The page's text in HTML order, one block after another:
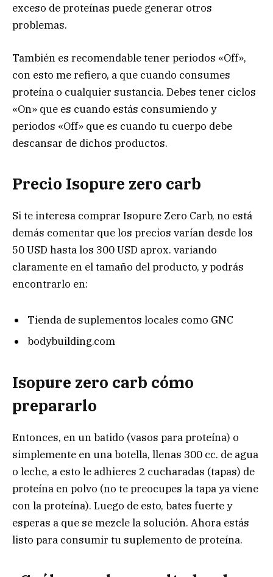
exceso de proteínas puede generar otros
problemas.
También es recomendable tener periodos «Off»,
con esto me refiero, a que cuando consumes
proteína o cualquier sustancia. Debes tener ciclos
«On» que es cuando estás consumiendo y
periodos «Off» que es cuando tu cuerpo debe
descansar de dichos productos.
Precio Isopure zero carb
Si te interesa comprar Isopure Zero Carb, no está
demás comentar que los precios varían desde los
50 USD hasta los 300 USD aprox. variando
claramente en el tamaño del producto, y podrás
encontrarlo en:
Tienda de suplementos locales como GNC
bodybuilding.com
Isopure zero carb cómo
prepararlo
Entonces, en un batido (vasos para proteína) o
simplemente en una botella, llenas 300 cc. de agua
o leche, a esto le adhieres 2 cucharadas (tapas) de
proteína en polvo (no te preocupes la tapa ya viene
con la proteína). Luego de esto, bates fuerte y
esperas a que se mezcle la solución. Ahora estás
listo para consumir tu suplemento de proteína.